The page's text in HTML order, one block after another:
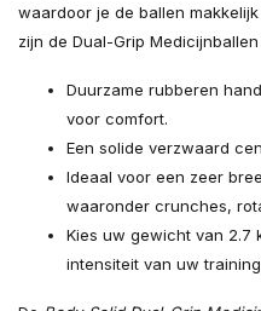
waardoor je de ballen
zijn de Dual-Grip
Duurzame rubberen
voor comfort.
Een solide verzwaard
Ideaal voor een zeer
waaronder crunches,
Kies uw gewicht van 2.7
intensiteit van uw